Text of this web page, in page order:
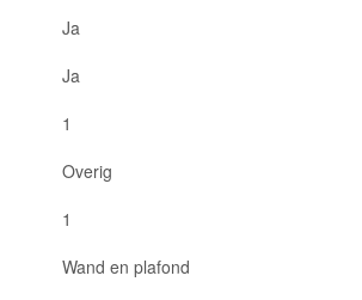
Ja
Ja
1
Overig
1
Wand en plafond